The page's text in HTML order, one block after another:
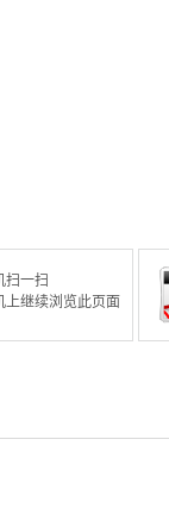
扫一扫
上继续浏览此页面